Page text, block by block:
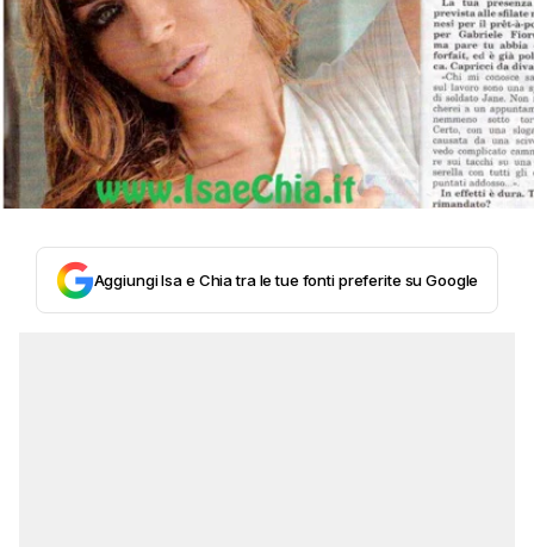
Aggiungi Isa e Chia tra le tue fonti preferite su Google